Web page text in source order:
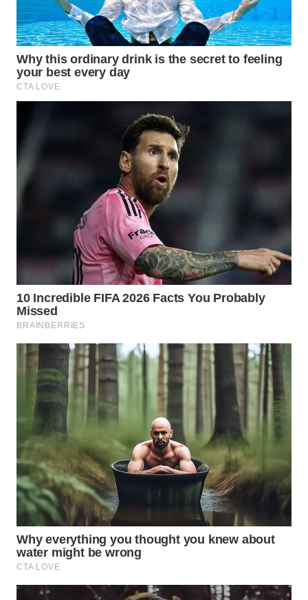
TOBA
WN
NIAS
SELATAN
LESUNG
KARO
WN
SIMALUNGUN
WN
LABUHANBATU
WN
TAPANULI
TENGAH
WN DELI
SERDANG
WN
TEBING